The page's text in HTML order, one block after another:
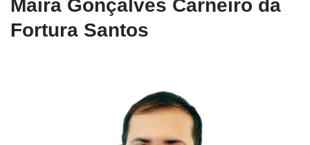
Maira Gonçalves Carneiro da
Fortura Santos